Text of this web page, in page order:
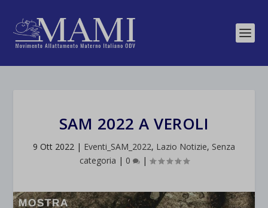
SAM 2022 A VEROLI
9 Ott 2022 | Eventi_SAM_2022, Lazio Notizie, Senza
categoria | 0 |